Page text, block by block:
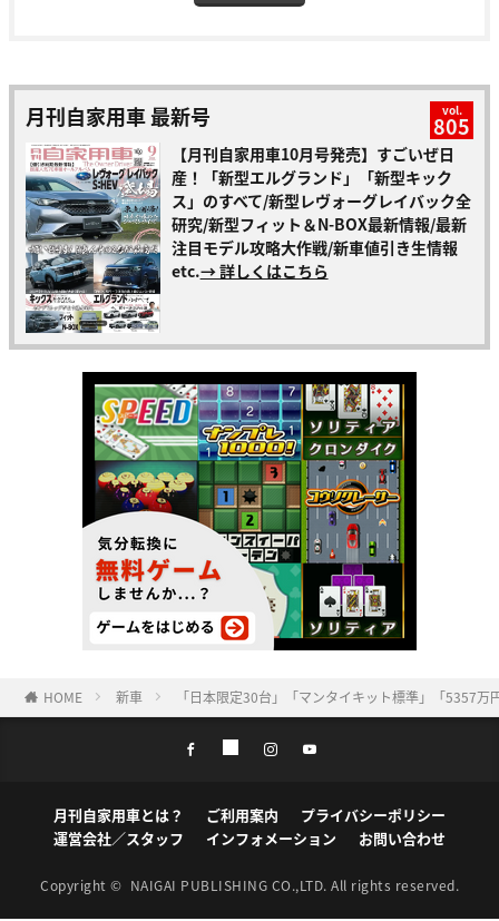
月刊自家用車 最新号 vol.
805
【月刊自家用車10月号発売】すごいぜ日
産！「新型エルグランド」「新型キック
ス」のすべて/新型レヴォーグレイバック全
研究/新型フィット＆N-BOX最新情報/最新
注目モデル攻略大作戦/新車値引き生情報
etc.→ 詳しくはこちら
HOME 新車 「日本限定30台」「マンタイキット標準」「5357
月刊自家用車とは？ ご利用案内
プライバシーポリシー
運営会社／スタッフ
インフォメーション お問い合わせ
Copyright © NAIGAI PUBLISHING CO.,LTD. All rights reserved.